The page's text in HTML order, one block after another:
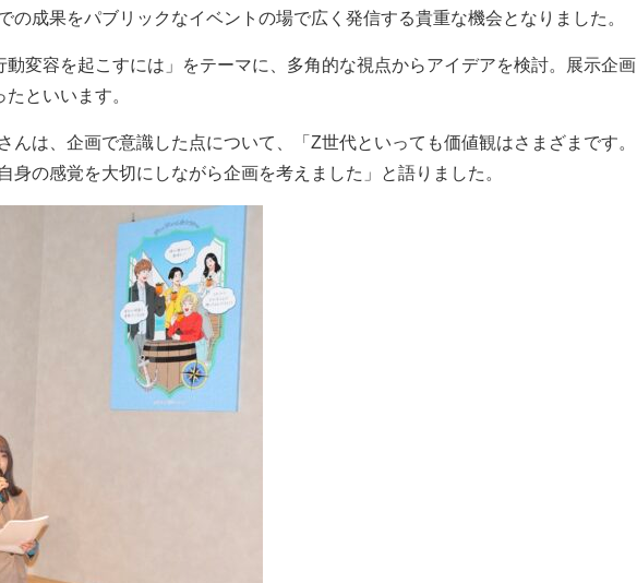
の成果をパブリックなイベントの場で広く発信する貴重な機会となりました。
変容を起こすには」をテーマに、多角的な視点からアイデアを検討。展示企画
といいます。
んは、企画で意識した点について、「Z世代といっても価値観はさまざまです。
身の感覚を大切にしながら企画を考えました」と語りました。